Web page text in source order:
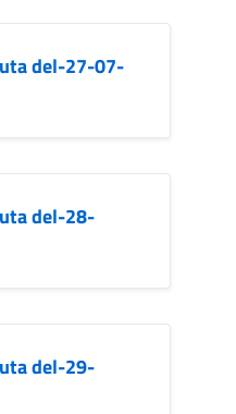
del-27-07-
del-28-
del-29-